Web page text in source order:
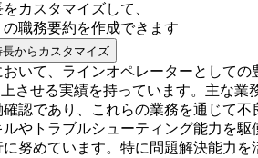
をカスタマイズして、
の職務要約を作成できます
長からカスタマイズ
おいて、ラインオペレーターとして
上させる実績を持っています。主な業
認であり、これらの業務を通じて不
ルやトラブルシューティング能力を
に努めています。特に問題解決能力